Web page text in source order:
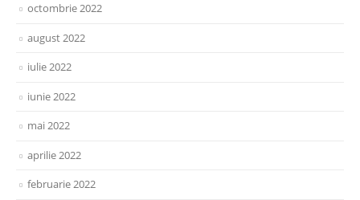
octombrie 2022
august 2022
iulie 2022
iunie 2022
mai 2022
aprilie 2022
februarie 2022